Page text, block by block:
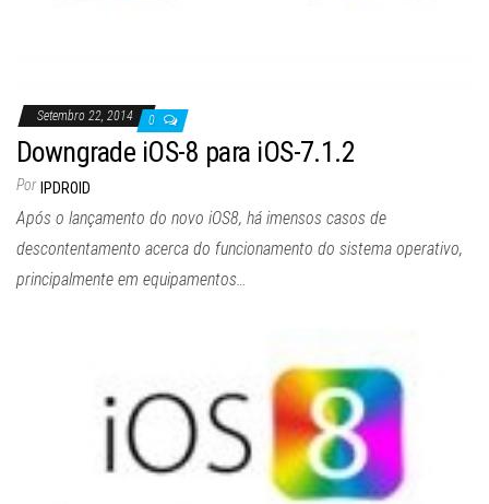
Setembro 22, 2014 0
Downgrade iOS-8 para iOS-7.1.2
Por IPDROID
Após o lançamento do novo iOS8, há imensos casos de
descontentamento acerca do funcionamento do sistema operativo,
principalmente em equipamentos…